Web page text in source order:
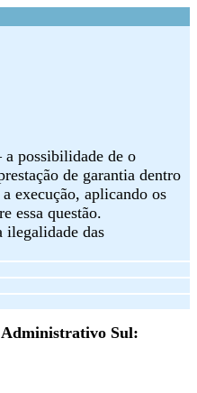
a possibilidade de o
de garantia dentro
execução, aplicando os
essa questão.
ilegalidade das
Administrativo Sul: